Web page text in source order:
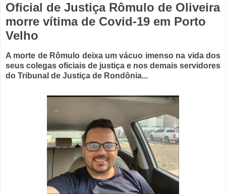
Oficial de Justiça Rômulo de Oliveira
morre vítima de Covid-19 em Porto
Velho
A morte de Rômulo deixa um vácuo imenso na vida dos
seus colegas oficiais de justiça e nos demais servidores
do Tribunal de Justiça de Rondônia...